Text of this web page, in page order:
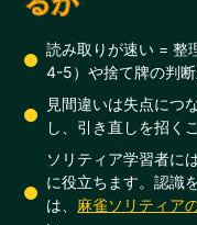
読み取りが速い = 整
4-5）や捨て牌の判断
見間違いは失点につ
し、引き直しを招く
ソリティア学習者に
に役立ちます。認識
は、 麻雀ソリティア